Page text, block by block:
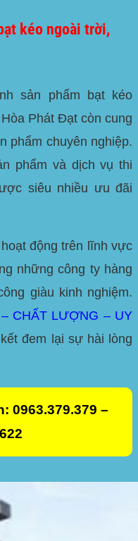
kéo ngoài trời,
sản phẩm bạt kéo
Phát Đạt còn cung
phẩm chuyên nghiệp.
phẩm và dịch vụ thi
siêu nhiều ưu đãi
động trên lĩnh vực
những công ty hàng
giàu kinh nghiệm.
CHẤT LƯỢNG – UY
đem lại sự hài lòng
0963.379.379 –